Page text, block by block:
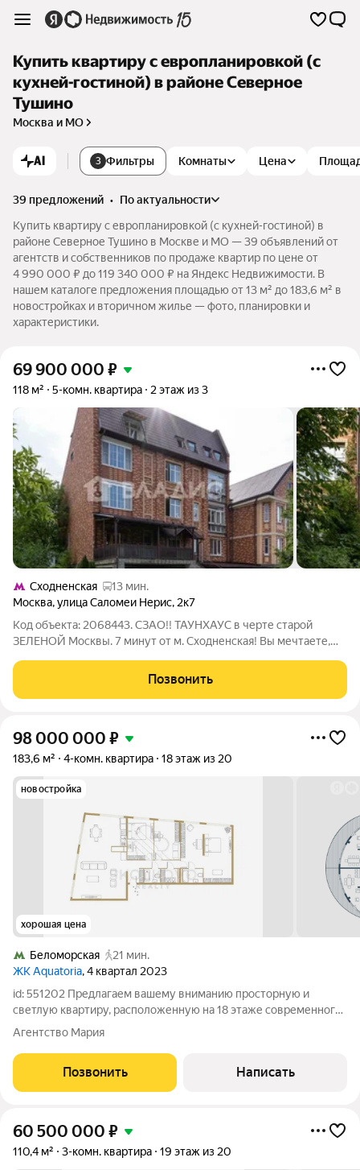
Купить квартиру с европланировкой (с
кухней-гостиной) в районе Северное
Тушино
Москва и МО
AI 3 Фильтры Комнаты Цена
39 предложений •
по актуальности
Купить квартиру с европланировкой (с кухней-гостиной) в
районе Северное Тушино в Москве и МО — 39 объявлений от
агентств и собственников по продаже квартир по цене от
4 990 000 ₽ до 119 340 000 ₽ на Яндекс Недвижимости. В
нашем каталоге предложения площадью от 13 м² до 183,6 м² в
новостройках и вторичном жилье — фото, планировки и
характеристики.
69 900 000 ₽
118 м² 5-комн. квартира 2 этаж из 3
Сходненская
13 мин.
Москва,улица Саломеи Нерис, 2к7
Код объекта: 2068443. СЗАО!! ТАУНХАУС в черте старой
ЗЕЛЕНОЙ Москвы. 7 минут от м. Сходненская! Вы мечтаете,
Чтобы, при этом, была московская прописка и все блага
инфраструктуры мегаполиса? Вы
Позвонить
98 000 000 ₽
183,6 м² 4-комн. квартира 18 этаж из 20
новостройка
хорошая цена
Беломорская
21 мин.
ЖК Aquatoria, 4 квартал 2023
id: 551202 Предлагаем вашему вниманию просторную и
светлую квартиру, расположенную на 18 этаже современного
20-этажного дома в одном из самых престижных районов
Москвы. Общая площадь квартиры составляет 183.60 м, что
делает ее идеальным выбором как
Агентство Мария
Позвонить Написать
60 500 000 ₽
110,4 м² 3-комн. квартира 19 этаж из 20